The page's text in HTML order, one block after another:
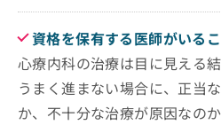
資格を保有する医師がいる
心療内科の治療は目に見える
うまく進まない場合に、正当
か、不十分な治療が原因なの